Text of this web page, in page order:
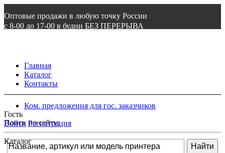
Оптовые продажи в любую точку России
с 8-00 до 17-00 в будни БЕЗ ПЕРЕРЫВА
Главная
Каталог
Контакты
Ком. предложения для гос. заказчиков
Поиск по сайту:
Гость
Войти Регистрация
Каталог